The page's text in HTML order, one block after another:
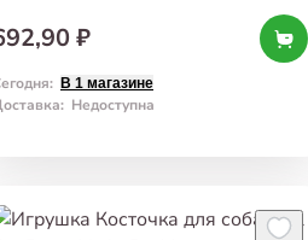
₽
: В 1 магазине
: Недоступна